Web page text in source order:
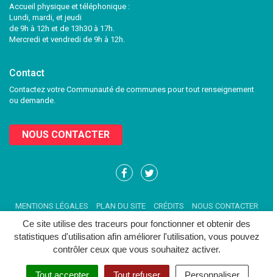
Ce site utilise des traceurs pour fonctionner et obtenir des
statistiques d'utilisation afin améliorer l'utilisation, vous pouvez
contrôler ceux que vous souhaitez activer.
Tout accepter Tout refuser Personnaliser
Accueil physique et téléphonique :
Lundi, mardi, et jeudi
de 9h à 12h et de 13h30 à 17h.
Mercredi et vendredi de 9h à 12h.
Contact
Contactez votre Communauté de communes pour tout renseignement
ou demande.
NOUS CONTACTER
Lien
compte
Facebook
Lien
compte
Twitter
MENTIONS LÉGALES PLAN DU SITE CRÉDITS NOUS CONTACTER